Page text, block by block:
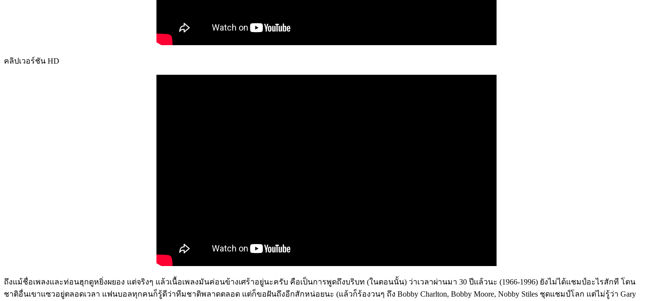
คลิปเวอร์ชัน HD
ถึงแม้ชื่อเพลงและท่อนฮุกดูหยิ่งผยอง แต่จริงๆ แล้วเนื้อเพลงมันค่อนข้างเศร้าอยู่นะครับ คือเป็นการพูดถึงบริบท (ในตอนนั้น) ว่าเวลาผ่านมา 30 ปีแล้วนะ (1966-1996) ยังไม่ได้แชมป์อะไรสักที โดน
ชาติอื่นเขาแซวอยู่ตลอดเวลา แฟนบอลทุกคนก็รู้ดีว่าทีมชาติพลาดตลอด แต่ก็ขอฝันถึงอีกสักหน่อยนะ (แล้วก็ร้องวนๆ ถึง Bobby Charlton, Bobby Moore, Nobby Stiles ชุดแชมป์โลก แต่ไม่รู้ว่า Gary